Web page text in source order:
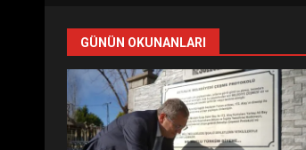
GÜNÜN OKUNANLARI